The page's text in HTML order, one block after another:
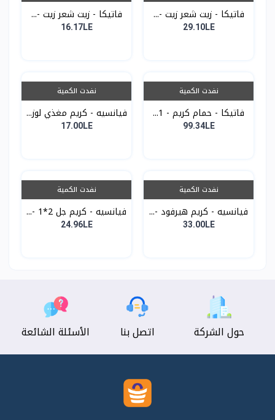
فاتيكا - زيت شعر زيت -...
29.10LE
فاتيكا - زيت شعر زيت -...
16.17LE
نفدت الكمية
فاتيكا - حمام كريم - 1...
99.34LE
نفدت الكمية
فيانسيه - كريم مغذي لوز...
17.00LE
نفدت الكمية
فيانسيه - كريم هيرفود -...
33.00LE
نفدت الكمية
فيانسيه - كريم جل 2*1 -...
24.96LE
حول الشركة اتصل بنا الأسئلة الشائعة